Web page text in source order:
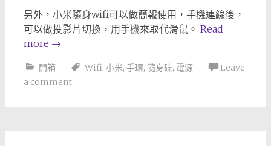
另外，小米隨身wifi可以做簡報使用，手機連線後，
可以做投影片切換，用手機來取代滑鼠。 Read
more →
開箱 Wifi, 小米, 手環, 隨身碟, 電源
Leave
a comment